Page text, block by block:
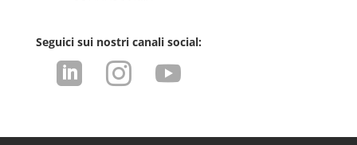
Seguici sui nostri canali social:
  